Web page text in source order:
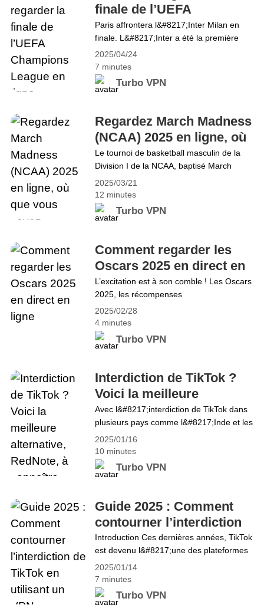
et l&#8217;Athletic Club affronte
Manchester&hellip; Continue reading
Comment regarder l&#8217;UEL et
l&#8217;UECL gratuitement
2025/04/24
7 minutes
Turbo VPN
finale de l’UEFA
Champions League en
ligne gratuitement
Paris affrontera l&#8217;Inter Milan en
finale. L&#8217;Inter a été la première
équipe à se qualifier pour cette finale
grâce à son incroyable victoire 7-6 sur
l&#8217;ensemble des deux matches
contre Barcelone en demi-finale. Le
une victoire 3-1 sur l&#8217;ensemble
des deux matches contre Arsenal. Le 31
mai,&hellip; Continue reading Comment
regarder la finale de l&#8217;UEFA
Champions League en ligne gratuitement
2025/03/21
12 minutes
Turbo VPN
Regardez March Madness
(NCAA) 2025 en ligne, où
que vous soyez
Le tournoi de basketball masculin de la
Division I de la NCAA, baptisé March
Madness, est un tournoi à élimination
directe disputé aux États-Unis pour
déterminer le champion national de
basketball universitaire masculin de
Association (NCAA). La 86e édition
annuelle du tournoi a débuté le 18 mars
2025&hellip; Continue reading Regardez
March Madness (NCAA) 2025 en ligne, où
que vous soyez
2025/02/28
4 minutes
Turbo VPN
Comment regarder les
Oscars 2025 en direct en
ligne
L’excitation est à son comble ! Les Oscars
2025, les récompenses
cinématographiques les plus influentes au
monde, s’apprêtent à dévoiler leurs
lauréats ! La cérémonie se tiendra à 19 h
HE le dimanche 2 mars au Dolby Theatre
des changements majeurs : le prix de la
Meilleure chanson originale mettra&hellip;
Continue reading Comment regarder les
Oscars 2025 en direct en ligne
2025/01/16
10 minutes
Turbo VPN
Interdiction de TikTok ?
Voici la meilleure
alternative, RedNote, à
connaître absolument
Avec l&#8217;interdiction de TikTok dans
plusieurs pays comme l&#8217;Inde et les
débats sur une éventuelle interdiction aux
États-Unis, de nombreux utilisateurs se
tournent vers des applications alternatives
pour partager leur contenu, découvrir des
d&#8217;autres. Une application qui
connaît un essor de popularité est
RedNote, la version internationale de
&#8220;Xiaohongshu 小红书
&#8221;,&hellip; Continue reading
Interdiction de TikTok ? Voici la meilleure
alternative, RedNote, à connaître
absolument
2025/01/14
7 minutes
Turbo VPN
Guide 2025 : Comment
contourner l’interdiction
de TikTok en utilisant un
VPN
Introduction Ces dernières années, TikTok
est devenu l&#8217;une des plateformes
de médias sociaux les plus populaires au
monde, offrant des vidéos courtes qui
captent tout, des défis viraux aux
moments personnels. Cependant,